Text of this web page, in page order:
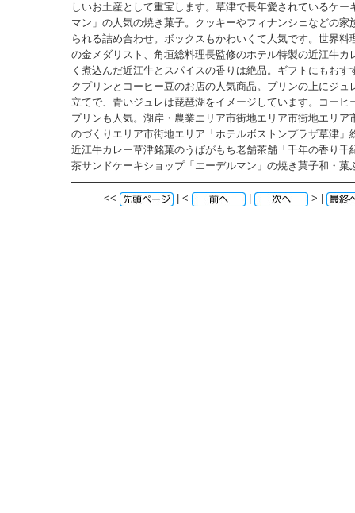
しいお土産として重宝します。草津で長年愛されているケー
マン」の人気の焼き菓子。クッキーやフィナンシェなどの家
られる詰め合わせ。ボックスもかわいくて人気です。世界料
の金メダリスト、角垣総料理長監修のホテル特製の近江牛カ
く煮込んだ近江牛とスパイスの香りは絶品。ギフトにもおす
クプリンとコーヒー豆のお店の人気商品。プリンの上にジュ
立てで、青いジュレは琵琶湖をイメージしています。コーヒ
プリンも人気。湖岸・農業エリア市街地エリア市街地エリア
のづくりエリア市街地エリア「ホテルボストンプラザ草津」
近江牛カレー草津銘菓のうばがもち老舗茶舗「千年の香り千
茶サンドケーキショップ「エーデルマン」の焼き菓子和・菓
<< | < | > |